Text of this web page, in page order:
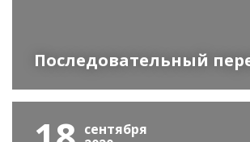
Последовательный
сентября